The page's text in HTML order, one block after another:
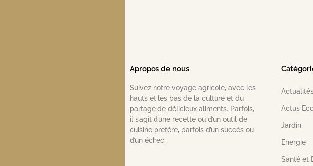
Apropos de nous
Suivez notre voyage agricole, avec les
hauts et les bas de la culture et du
partage de délicieux aliments. Parfois,
il s’agit d’une recette ou d’un outil de
cuisine préféré, parfois d’un succès ou
d’un échec…
Actualités
Actus
Jardin
Energie
Santé et